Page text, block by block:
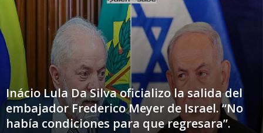
Inácio Lula Da Silva oficializo la salida del
embajador Frederico Meyer de Israel. “No
había condiciones para que regresara”.